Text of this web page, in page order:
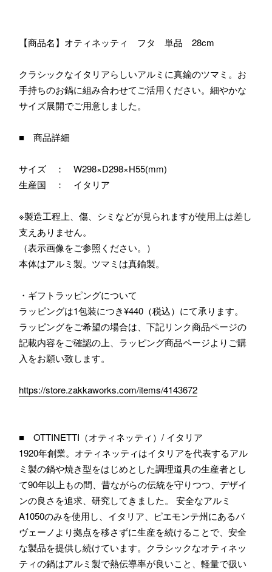
【商品名】オティネッティ フタ 単品 28cm
クラシックなイタリアらしいアルミに真鍮のツマミ。お
手持ちのお鍋に組み合わせてご活用ください。細やかな
サイズ展開でご用意しました。
■ 商品詳細
サイズ ： W298×D298×H55(mm)
生産国 ： イタリア
※製造工程上、傷、シミなどが見られますが使用上は差し
支えありません。
（表示画像をご参照ください。）
本体はアルミ製。ツマミは真鍮製。
・ギフトラッピングについて
ラッピングは1包装につき¥440（税込）にて承ります。
ラッピングをご希望の場合は、下記リンク商品ページの
記載内容をご確認の上、ラッピング商品ページよりご購
入をお願い致します。
https://store.zakkaworks.com/items/4143672
■ OTTINETTI（オティネッティ）/ イタリア
1920年創業。オティネッティはイタリアを代表するアル
ミ製の鍋や焼き型をはじめとした調理道具の生産者とし
て90年以上もの間、昔ながらの伝統を守りつつ、デザイ
ンの良さを追求、研究してきました。 安全なアルミ
A1050のみを使用し、イタリア、ピエモンテ州にあるバ
ヴェーノより拠点を移さずに生産を続けることで、安全
な製品を提供し続けています。クラシックなオティネッ
ティの鍋はアルミ製で熱伝導率が良いこと、軽量で扱い